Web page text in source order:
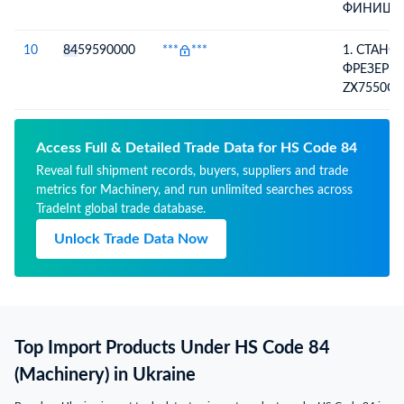
ДЛЯ
НИХ
СТАНАМ
НИХ
СТАНАМ
НИХ
ЛИСТУ,1-
10 8459590000 *** ***
1.
1ШТ, ТИСКИ
Access Full & Detailed Trade Data for HS Code 84
Reveal full shipment records, buyers, suppliers and trade
metrics for Machinery, and run unlimited searches across
TradeInt global trade database.
Unlock Trade Data Now
Top Import Products Under HS Code 84
(Machinery) in Ukraine